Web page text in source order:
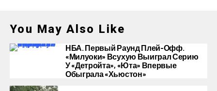
You May Also Like
НБА. Первый Раунд Плей-Офф.
«Милуоки» Всухую Выиграл Серию
У «Детройта», «Юта» Впервые
Обыграла «Хьюстон»